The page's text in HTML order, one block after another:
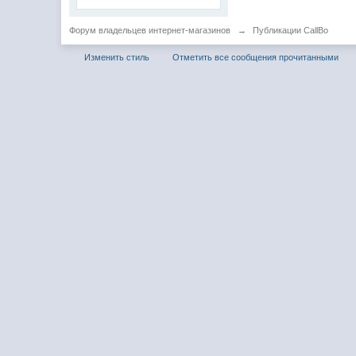
Форум владельцев интернет-магазинов → Публикации CallBo
Изменить стиль Отметить все сообщения прочитанными